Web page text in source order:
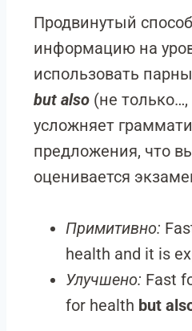
Продвинутый
информацию на
использовать
but also (не
усложняет
предложения, что
оценивается
Примитивно:
health and it is
Улучшено: Fast
for health but